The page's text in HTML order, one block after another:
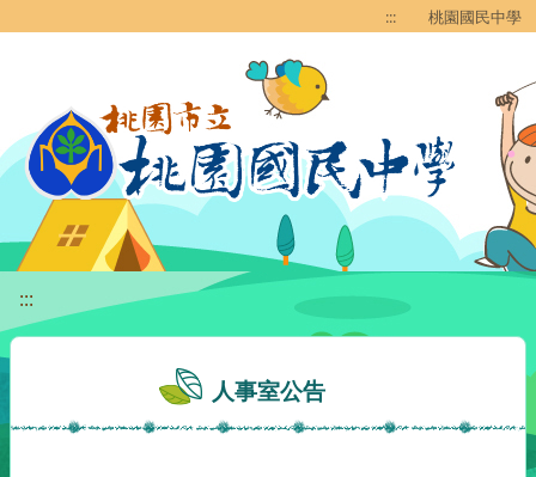
::: 桃園國民中學
:::
人事室公告